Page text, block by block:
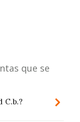
que se
C.b.?